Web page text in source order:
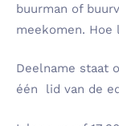
buurman of
meekomen. Hoe
Deelname staat
één lid van de